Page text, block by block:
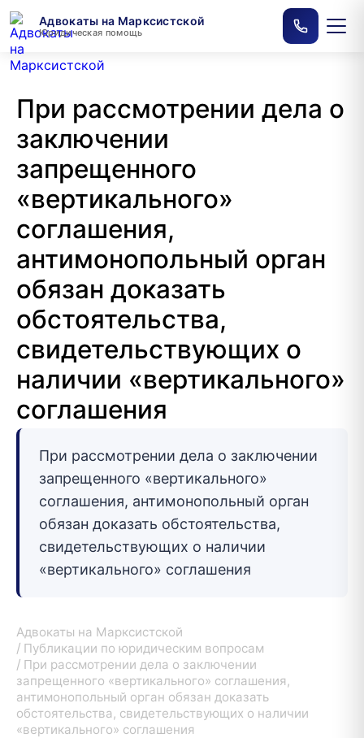
Адвокаты на Марксистской
Юридическая помощь
При рассмотрении дела о
заключении
запрещенного
«вертикального»
соглашения,
антимонопольный орган
обязан доказать
обстоятельства,
свидетельствующих о
наличии «вертикального»
соглашения
При рассмотрении дела о заключении
запрещенного «вертикального»
соглашения, антимонопольный орган
обязан доказать обстоятельства,
свидетельствующих о наличии
«вертикального» соглашения
Адвокаты на Марксистской
Публикации по юридическим вопросам
При рассмотрении дела о заключении
запрещенного «вертикального» соглашения,
антимонопольный орган обязан доказать
обстоятельства, свидетельствующих о наличии
«вертикального» соглашения